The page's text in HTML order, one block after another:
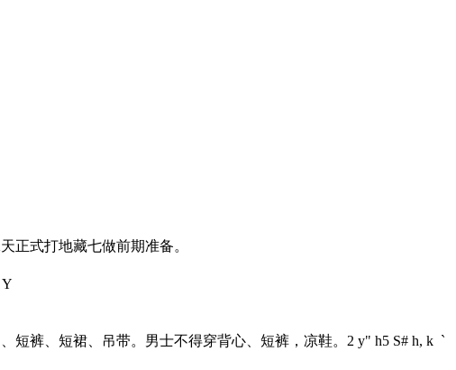
正式打地藏七做前期准备。
短裤、短裙、吊带。男士不得穿背心、短裤，凉鞋。 2 y" h5 S# h, k `